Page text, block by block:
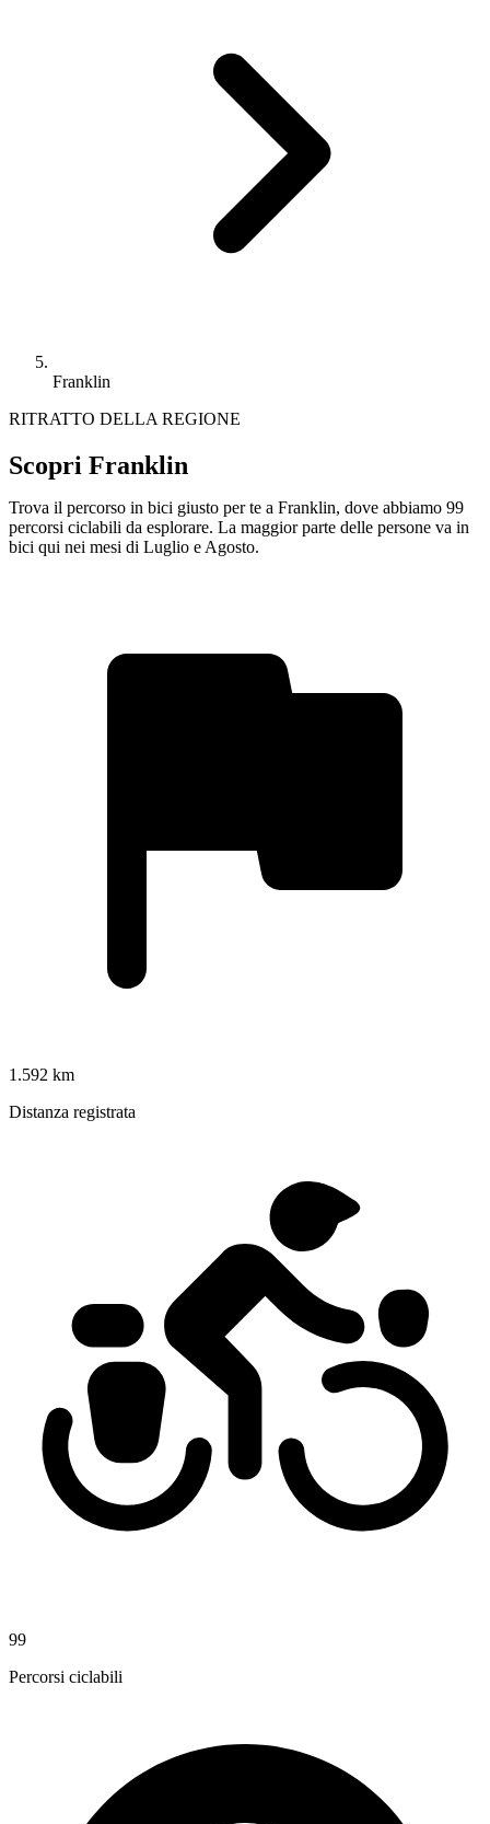
Franklin
RITRATTO DELLA REGIONE
Scopri Franklin
Trova il percorso in bici giusto per te a Franklin, dove abbiamo 99
percorsi ciclabili da esplorare. La maggior parte delle persone va in
bici qui nei mesi di Luglio e Agosto.
1.592 km
Distanza registrata
99
Percorsi ciclabili